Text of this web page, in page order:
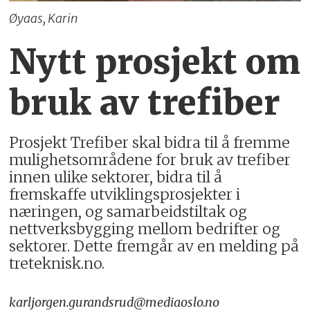
Øyaas, Karin
Nytt prosjekt om
bruk av trefiber
Prosjekt Trefiber skal bidra til å fremme
mulighetsområdene for bruk av trefiber
innen ulike sektorer, bidra til å
fremskaffe utviklingsprosjekter i
næringen, og samarbeidstiltak og
nettverksbygging mellom bedrifter og
sektorer. Dette fremgår av en melding på
treteknisk.no.
karljorgen.gurandsrud@mediaoslo.no